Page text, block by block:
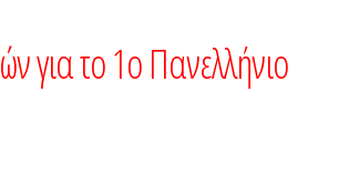
για το 1ο Πανελλήνιο